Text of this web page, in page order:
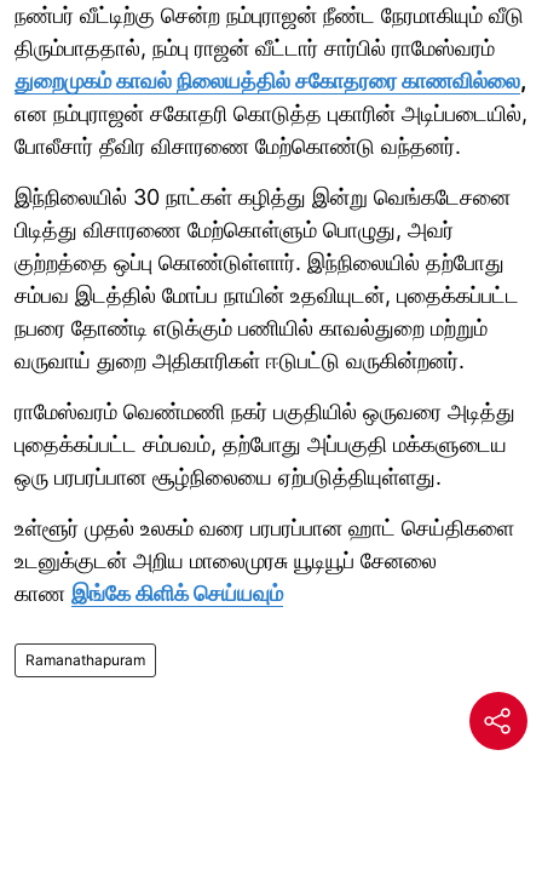
நண்பர் வீட்டிற்கு சென்ற நம்புராஜன் நீண்ட நேரமாகியும் வீடு
திரும்பாததால், நம்பு ராஜன் வீட்டார் சார்பில் ராமேஸ்வரம்
துறைமுகம் காவல் நிலையத்தில் சகோதரரை காணவில்லை,
என நம்புராஜன் சகோதரி கொடுத்த புகாரின் அடிப்படையில்,
போலீசார் தீவிர விசாரணை மேற்கொண்டு வந்தனர்.
இந்நிலையில் 30 நாட்கள் கழித்து இன்று வெங்கடேசனை
பிடித்து விசாரணை மேற்கொள்ளும் பொழுது, அவர்
குற்றத்தை ஒப்பு கொண்டுள்ளார். இந்நிலையில் தற்போது
சம்பவ இடத்தில் மோப்ப நாயின் உதவியுடன், புதைக்கப்பட்ட
நபரை தோண்டி எடுக்கும் பணியில் காவல்துறை மற்றும்
வருவாய் துறை அதிகாரிகள் ஈடுபட்டு வருகின்றனர்.
ராமேஸ்வரம் வெண்மணி நகர் பகுதியில் ஒருவரை அடித்து
புதைக்கப்பட்ட சம்பவம், தற்போது அப்பகுதி மக்களுடைய
ஒரு பரபரப்பான சூழ்நிலையை ஏற்படுத்தியுள்ளது.
உள்ளூர் முதல் உலகம் வரை பரபரப்பான ஹாட் செய்திகளை
உடனுக்குடன் அறிய மாலைமுரசு யூடியூப் சேனலை
காண இங்கே கிளிக் செய்யவும்
Ramanathapuram